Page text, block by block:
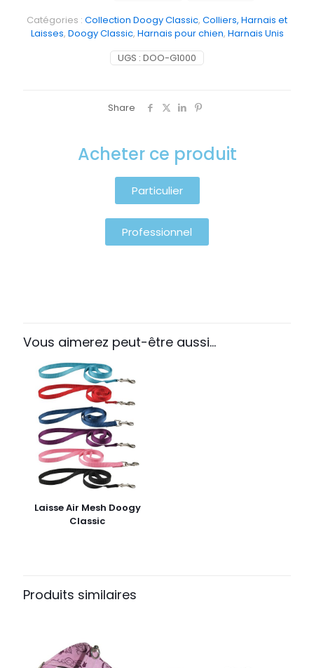
UGS : DOO-G1000
Catégories : Collection Doogy Classic, Colliers, Harnais et
Laisses, Doogy Classic, Harnais pour chien, Harnais Unis
Share
Acheter ce produit
Particulier
Professionnel
Vous aimerez peut-être aussi…
Laisse Air Mesh Doogy
Classic
Produits similaires